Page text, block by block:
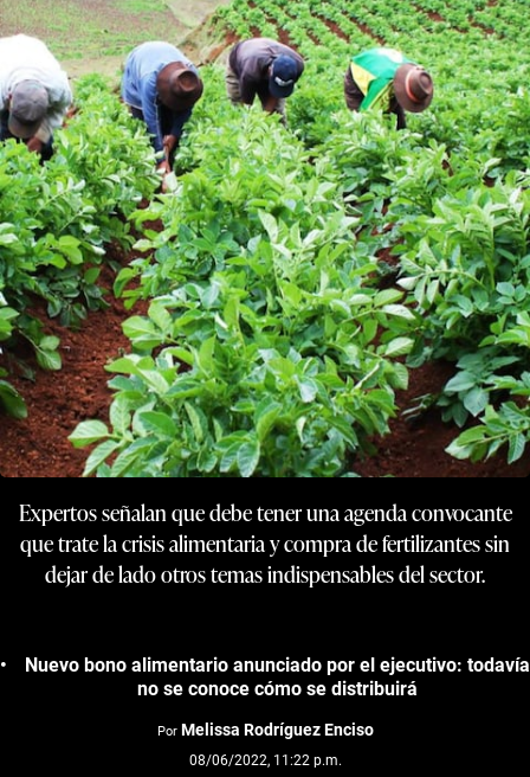
Expertos señalan que debe tener una agenda convocante
que trate la crisis alimentaria y compra de fertilizantes sin
dejar de lado otros temas indispensables del sector.
Nuevo bono alimentario anunciado por el ejecutivo: todavía
no se conoce cómo se distribuirá
Por Melissa Rodríguez Enciso
08/06/2022, 11:22 p.m.